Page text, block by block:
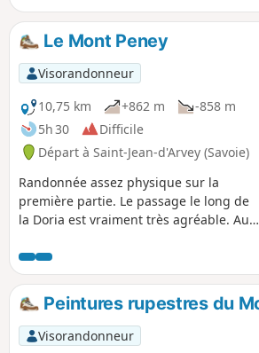
Le Mont Peney
Visorandonneur
10,75 km
+862 m
-858 m
5h 30
Difficile
Départ à Saint-Jean-d'Arvey (Savoie)
Randonnée assez physique sur la
première partie. Le passage le long de
la Doria est vraiment très agréable. Au
panorama sur Belledonne et la
Chartreuse. La descente assez longue
est sans grosse difficulté.
Peintures rupestres du
Visorandonneur